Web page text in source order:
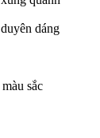
dáng
sắc